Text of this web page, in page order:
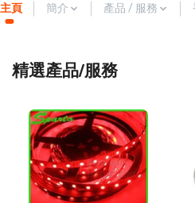
主頁 簡介 產品 / 服務
精選產品/服務